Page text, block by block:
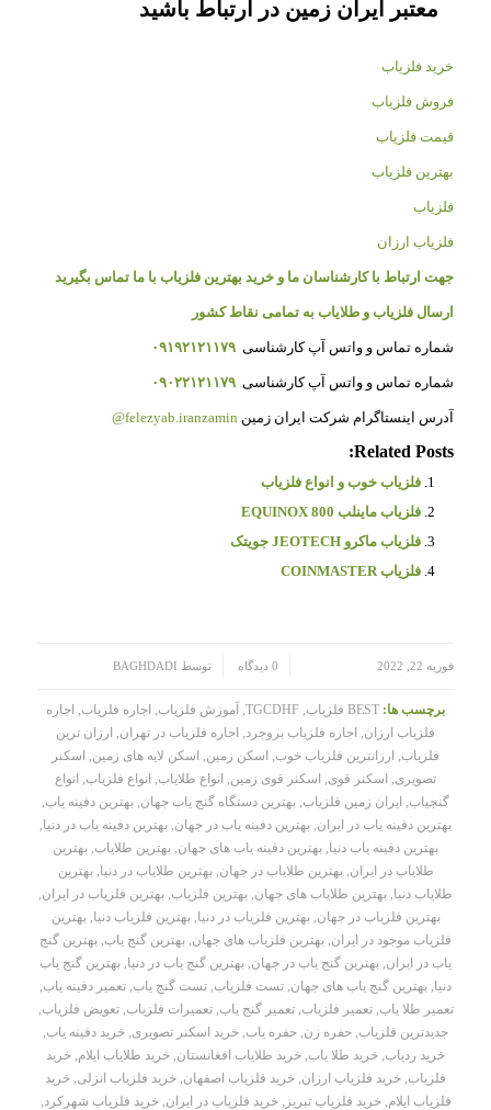
معتبر ایران زمین در ارتباط باشید
خرید فلزیاب
فروش فلزیاب
قیمت فلزیاب
بهترین فلزیاب
فلزیاب
فلزیاب ارزان
جهت ارتباط با کارشناسان ما و خرید بهترین فلزیاب با ما تماس بگیرید
ارسال فلزیاب و طلایاب به تمامی نقاط کشور
شماره تماس و واتس آپ کارشناسی ۰۹۱۹۲۱۲۱۱۷۹
شماره تماس و واتس آپ کارشناسی ۰۹۰۲۲۱۲۱۱۷۹
آدرس اینستاگرام شرکت ایران زمین felezyab.iranzamin@
Related Posts:
فلزیاب خوب و انواع فلزیاب
فلزیاب ماینلب EQUINOX 800
فلزیاب ماکرو JEOTECH جویتک
فلزیاب COINMASTER
فوریه 22, 2022 0 دیدگاه توسط BAGHDADI
برچسب ها: BEST فلزیاب ,
TGCDHF
, آموزش فلزیاب, اجاره فلزیاب, اجاره
فلزیاب ارزان, اجاره فلزیاب بروجرد, اجاره فلزیاب در تهران,
ارزان ترین
فلزیاب, ارزانترین فلزیاب خوب, اسکن زمین, اسکن لایه های زمین,
اسکنر
تصویری, اسکنر قوی, اسکنر قوی زمین, انواع طلایاب, انواع فلزیاب, انواع
گنجیاب, ایران زمین فلزیاب, بهترین دستگاه گنج یاب جهان, بهترین دفینه یاب,
بهترین دفینه یاب در ایران, بهترین دفینه یاب در جهان, بهترین دفینه یاب در دنیا,
بهترین دفینه یاب دنیا, بهترین دفینه یاب های جهان, بهترین طلایاب, بهترین
طلایاب در ایران,بهترین طلایاب در جهان,بهترین طلایاب در دنیا,بهترین
طلایاب دنیا, بهترین طلایاب های جهان, بهترین فلزیاب, بهترین فلزیاب در ایران,
بهترین فلزیاب در جهان,بهترین فلزیاب در دنیا,بهترین فلزیاب دنیا,بهترین
فلزیاب موجود در ایران, بهترین فلزیاب های جهان, بهترین گنج یاب, بهترین گنج
یاب در ایران, بهترین گنج یاب در جهان, بهترین گنج یاب در دنیا, بهترین گنج یاب
دنیا, بهترین گنج یاب های جهان, تست فلزیاب, تست گنج یاب, تعمیر دفینه یاب,
تعمیر طلا یاب,تعمیر فلزیاب,تعمیر گنج یاب,تعمیرات فلزیاب,تعویض فلزیاب,
جدیدترین فلزیاب, حفره زن, حفره یاب, خرید اسکنر تصویری, خرید دفینه یاب,
خرید ردیاب, خرید طلا یاب, خرید طلایاب افغانستان, خرید طلایاب ایلام, خرید
فلزیاب, خرید فلزیاب ارزان, خرید فلزیاب اصفهان, خرید فلزیاب انزلی, خرید
فلزیاب ایلام,خرید فلزیاب تبریز ,خرید فلزیاب در ایران,خرید فلزیاب شهرکرد,